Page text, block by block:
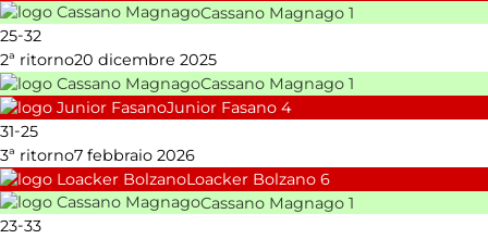
Cassano Magnago 1
25-32
2ª ritorno20 dicembre 2025
Cassano Magnago 1
Junior Fasano 4
31-25
3ª ritorno7 febbraio 2026
Loacker Bolzano 6
Cassano Magnago 1
23-33